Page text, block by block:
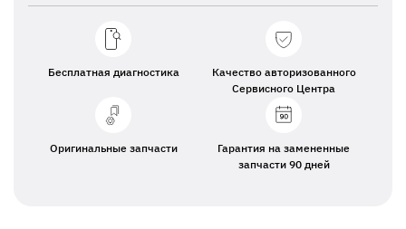
Бесплатная диагностика
Качество авторизованного
Сервисного Центра
Оригинальные запчасти
Гарантия на замененные
запчасти 90 дней